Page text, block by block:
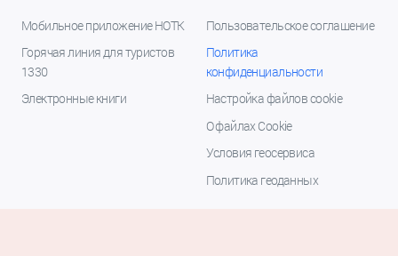
Мобильное приложение НОТК
Горячая линия для туристов
1330
Электронные книги
Пользовательское соглашение
Политика
конфиденциальности
Настройка файлов cookie
О файлах Cookie
Условия геосервиса
Политика геоданных